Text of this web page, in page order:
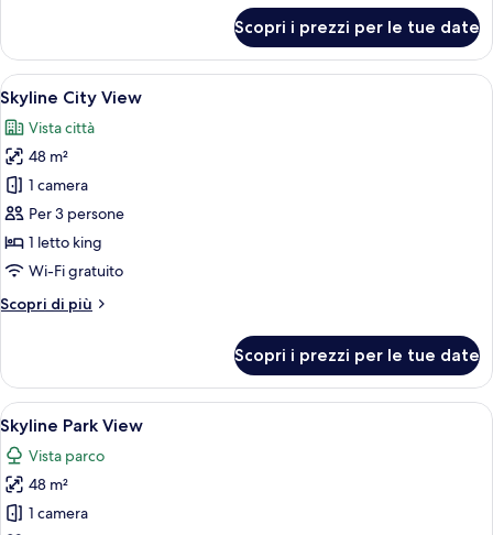
Park
View
Scopri i prezzi per le tue date
Apri
tutte
le
foto
per
Skyline
City
View
Biancheria in cotone egiziano,
7
Skyline City View
Vista città
48 m²
1 camera
Per 3 persone
1 letto king
Wi-Fi gratuito
Scopri di più
Altri
City
View
Scopri i prezzi per le tue date
Apri
tutte
le
foto
per
Biancheria in cotone egiziano,
7
Skyline Park View
Vista parco
48 m²
1 camera